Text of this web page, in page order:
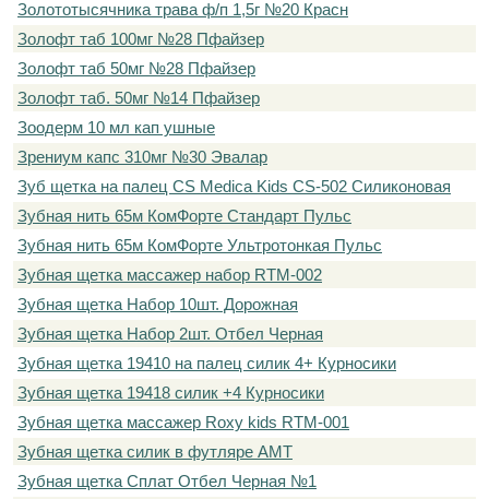
Золототысячника трава ф/п 1,5г №20 Красн
Золофт таб 100мг №28 Пфайзер
Золофт таб 50мг №28 Пфайзер
Золофт таб. 50мг №14 Пфайзер
Зоодерм 10 мл кап ушные
Зрениум капс 310мг №30 Эвалар
Зуб щетка на палец CS Medica Kids CS-502 Силиконовая
Зубная нить 65м КомФорте Стандарт Пульс
Зубная нить 65м КомФорте Ультротонкая Пульс
Зубная щетка массажер набор RTM-002
Зубная щетка Набор 10шт. Дорожная
Зубная щетка Набор 2шт. Отбел Черная
Зубная щетка 19410 на палец силик 4+ Курносики
Зубная щетка 19418 силик +4 Курносики
Зубная щетка массажер Roxy kids RTM-001
Зубная щетка силик в футляре АМТ
Зубная щетка Сплат Отбел Черная №1